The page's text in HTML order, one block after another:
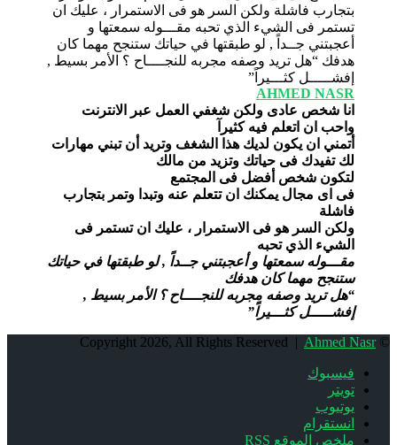
AHMED NASR
انا شخص عادى ولكن شغفي العمل عبر الانترنت
واحب ان اتعلم فيه كثيرآ
أتمني ان يكون لديك هذا الشغف وتريد أن تبني مهارات
لك تفيدك فى حياتك وتزيد من مالك
لتكون شخص أفضل فى المجتمع
فى اى مجال يمكنك ان تتعلم عنه وتبدا وتمر بتجارب
فاشلة
ولكن السر هو فى الاستمرار ، عليك ان تستمر فى
الشيء الذي تحبه
مقـــوله سمعتها و أعجبتني جــداً , لو طبقتها في حياتك
ستنجح مهما كان هدفك
“هل تريد وصفه مجربه للنجــــاح ؟ الأمر بسيط ,
إفشـــــل كثـــيراً”
© Copyright 2026, All Rights Reserved |
Ahmed Nasr
فيسبوك
تويتر
يوتيوب
انستقرام
ملخص الموقع RSS